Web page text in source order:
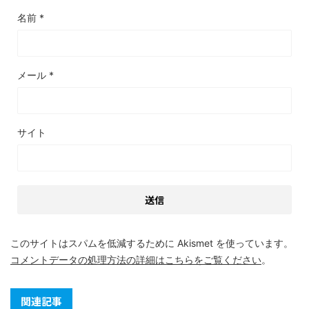
名前 *
メール *
サイト
このサイトはスパムを低減するために Akismet を使っています。
コメントデータの処理方法の詳細はこちらをご覧ください。
関連記事